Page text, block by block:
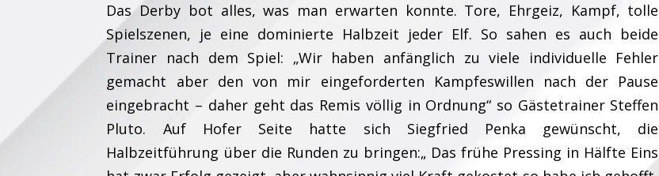
Das Derby bot alles, was man erwarten konnte. Tore, Ehrgeiz, Kampf, tolle
Spielszenen, je eine dominierte Halbzeit jeder Elf. So sahen es auch beide
Trainer nach dem Spiel: „Wir haben anfänglich zu viele individuelle Fehler
gemacht aber den von mir eingeforderten Kampfeswillen nach der Pause
eingebracht – daher geht das Remis völlig in Ordnung“ so Gästetrainer Steffen
Pluto. Auf Hofer Seite hatte sich Siegfried Penka gewünscht, die
Halbzeitführung über die Runden zu bringen:„ Das frühe Pressing in Hälfte Eins